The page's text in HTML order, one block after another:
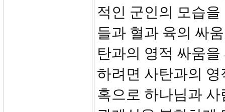
적인 군인의 모습
들과 혈과 육의 싸
탄과의 영적 싸움
하려면 사탄과의
혹으로 하나님과